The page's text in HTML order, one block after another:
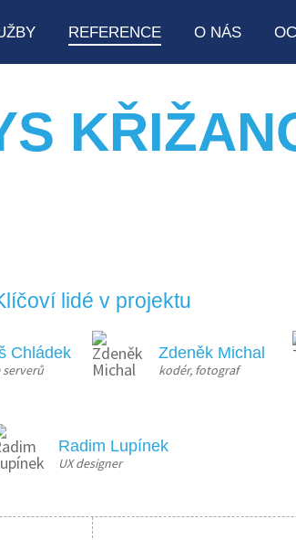
REFERENCE O NÁS
lidé v projektu
Chládek
serverů
Zdeněk Michal
kodér, fotograf
Radim Lupínek
UX designer